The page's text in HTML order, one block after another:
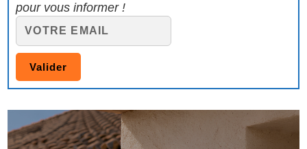
pour vous informer !